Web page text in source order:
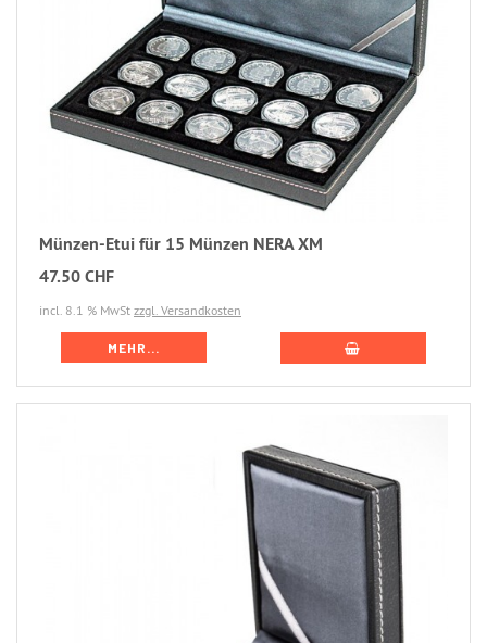
Münzen-Etui für 15 Münzen NERA XM
47.50 CHF
incl. 8.1 % MwSt zzgl. Versandkosten
MEHR...